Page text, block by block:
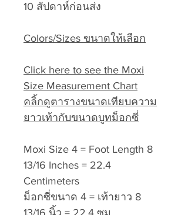
10 สัปดาห์ก่อนส่ง
Colors/Sizes ขนาดให้เลือก
Click here to see the Moxi
Size Measurement Chart
คลิ้กดูตารางขนาดเทียบความ
ยาวเท้ากับขนาดบูทม็อกซี่
Moxi Size 4 = Foot Length 8
13/16 Inches = 22.4
Centimeters
ม็อกซี่ขนาด 4 = เท้ายาว 8